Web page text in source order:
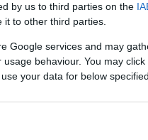
by us to third parties on the
to other third parties.
Google services and may
behaviour. You may
your data for below
dolog; nem véletlen,
élhetnek ezzel a
szerződési
akkor, ha arra
az egyoldalú